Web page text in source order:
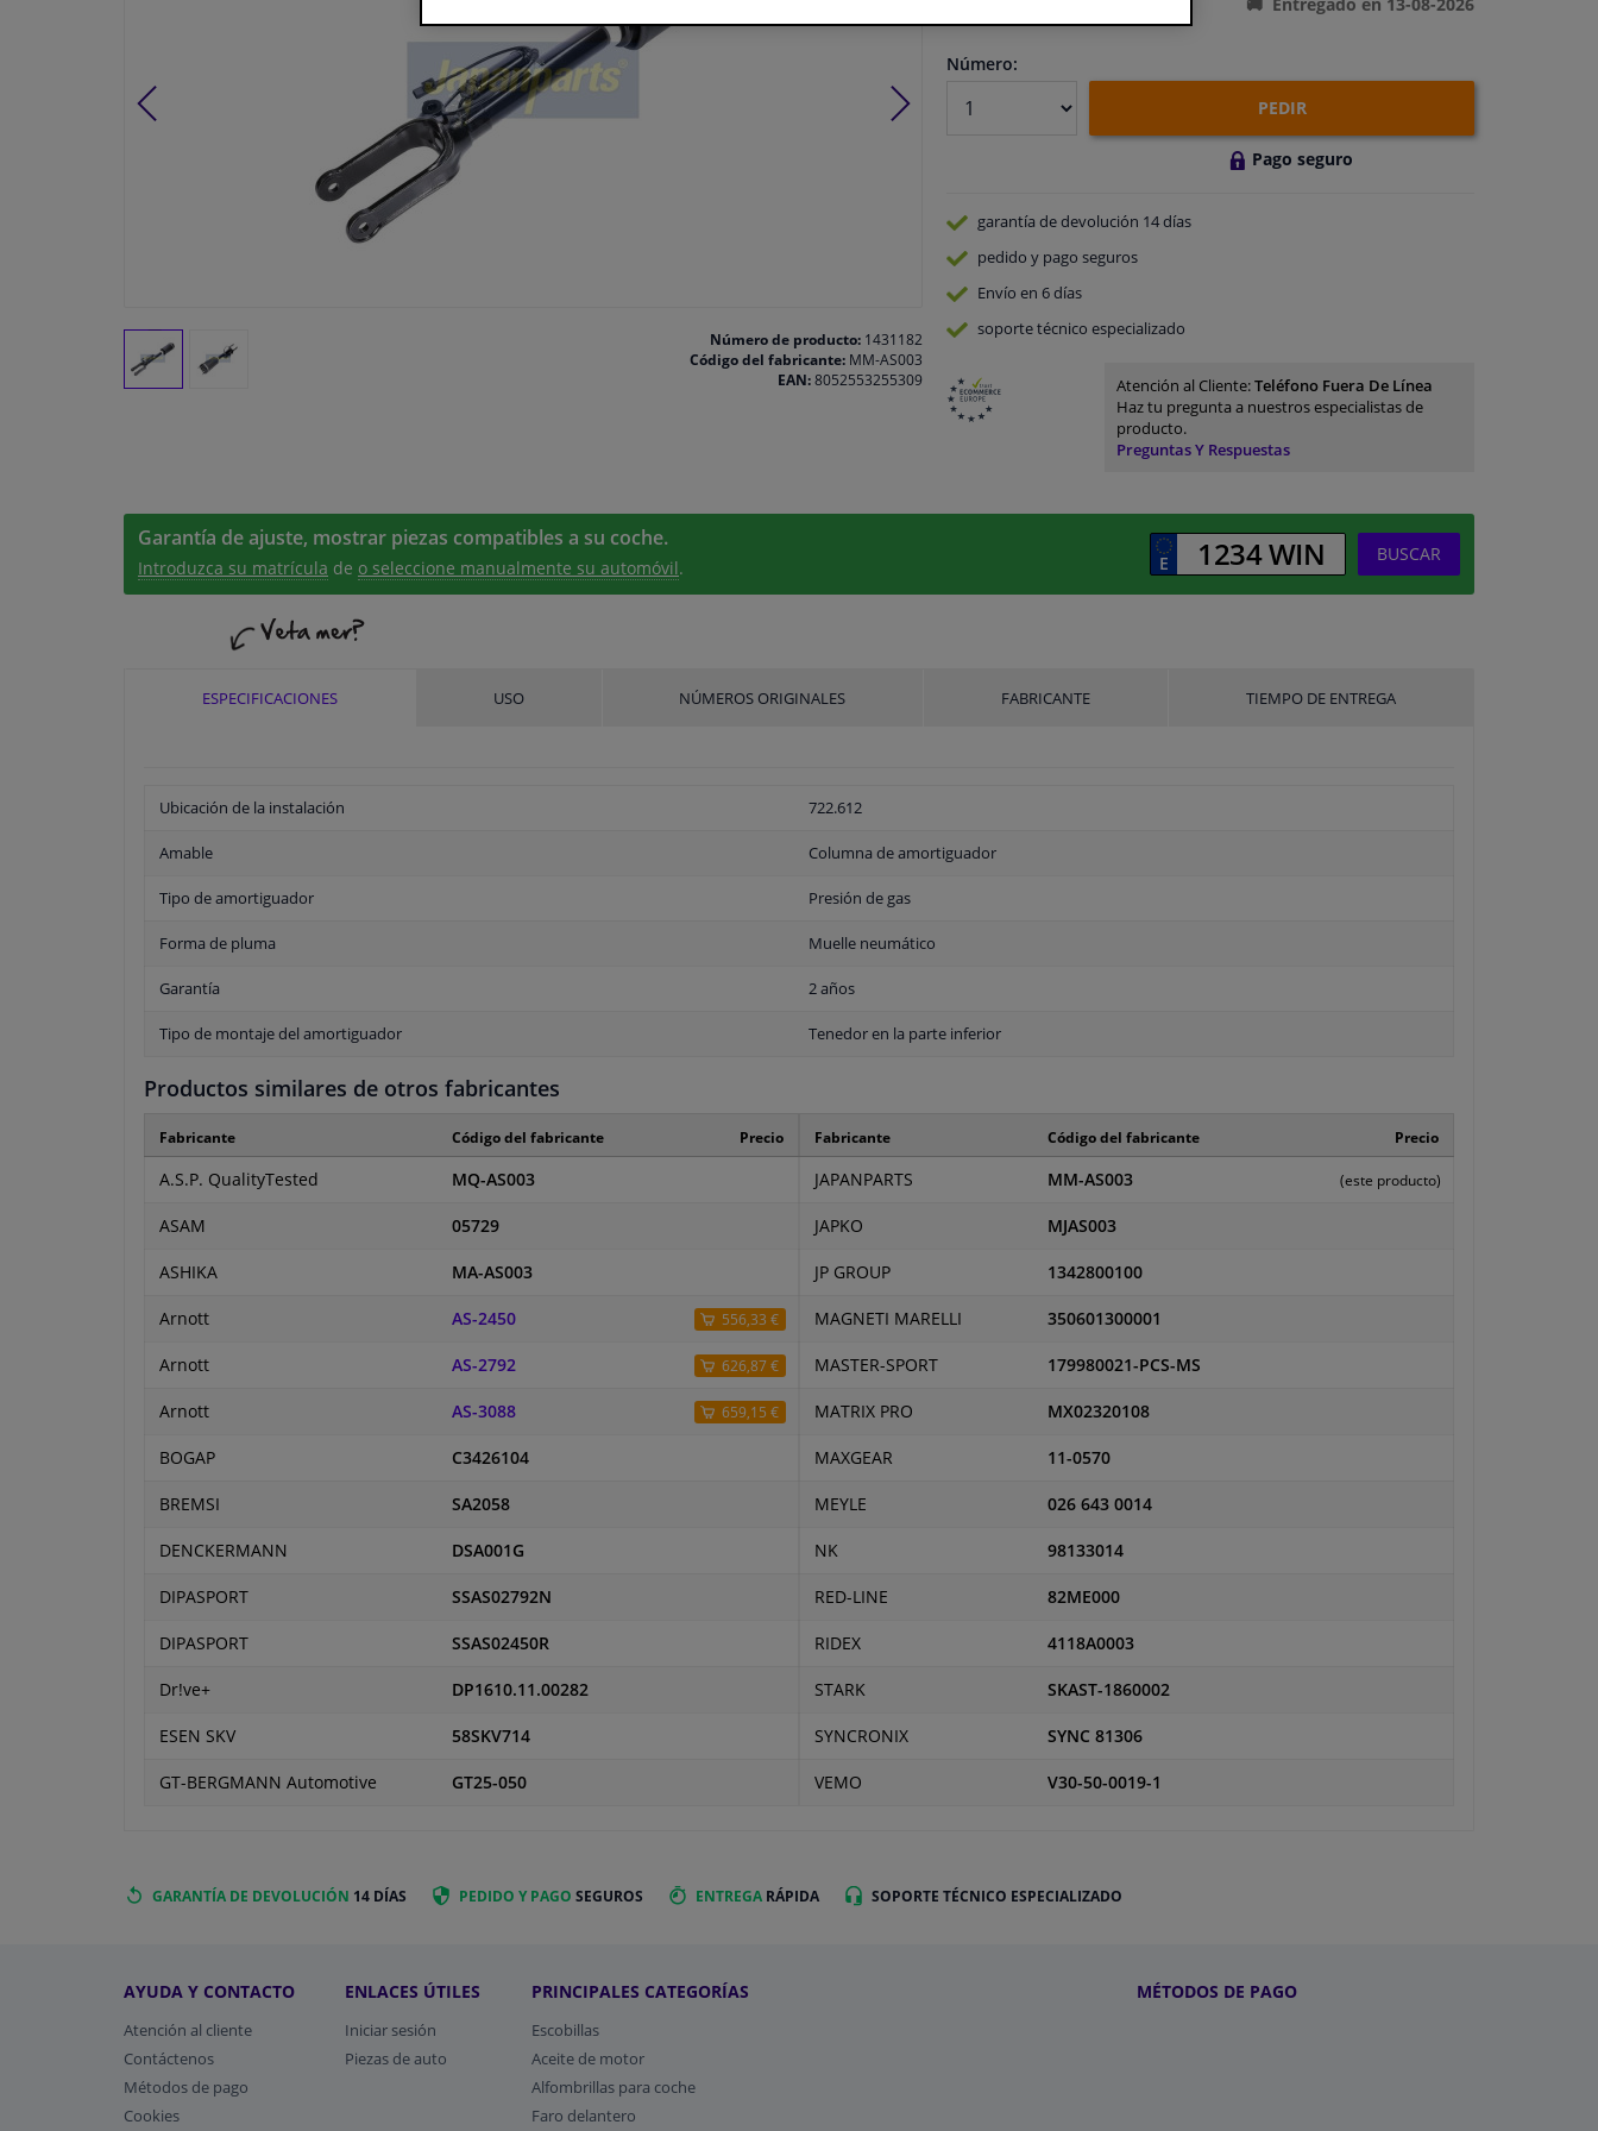
Número de producto:1431182
Código del fabricante:MM-AS003
EAN:8052553255309
Número:
PEDIR
Pago seguro
garantía de devolución 14 días
pedido y pago seguros
Envío en 6 días
soporte técnico especializado
Atención al Cliente:Teléfono Fuera De Línea
Haz tu pregunta a nuestros especialistas de
producto.
Preguntas Y Respuestas
Garantía de ajuste, mostrar piezas compatibles a su coche.
Introduzca su matrícula de o seleccione manualmente su automóvil.
BUSCAR
ESPECIFICACIONES USO NÚMEROS ORIGINALES FABRICANTE TIEMPO DE ENTREGA
Ubicación de la instalación 722.612
Amable Columna de amortiguador
Tipo de amortiguador Presión de gas
Forma de pluma Muelle neumático
Garantía 2 años
Tipo de montaje del amortiguador Tenedor en la parte inferior
Productos similares de otros fabricantes
Fabricante Código del fabricante Precio
A.S.P. QualityTested MQ-AS003
ASAM 05729
ASHIKA MA-AS003
Arnott AS-2450 556,33 €
Arnott AS-2792 626,87 €
Arnott AS-3088 659,15 €
BOGAP C3426104
BREMSI SA2058
DENCKERMANN DSA001G
DIPASPORT SSAS02792N
DIPASPORT SSAS02450R
Dr!ve+ DP1610.11.00282
ESEN SKV 58SKV714
GT-BERGMANN Automotive GT25-050
Fabricante Código del fabricante Precio
JAPANPARTS MM-AS003 (este producto)
JAPKO MJAS003
JP GROUP 1342800100
MAGNETI MARELLI 350601300001
MASTER-SPORT 179980021-PCS-MS
MATRIX PRO MX02320108
MAXGEAR 11-0570
MEYLE 026 643 0014
NK 98133014
RED-LINE 82ME000
RIDEX 4118A0003
STARK SKAST-1860002
SYNCRONIX SYNC 81306
VEMO V30-50-0019-1
GARANTÍA DE DEVOLUCIÓN 14 DÍAS PEDIDO Y PAGO SEGUROS ENTREGA RÁPIDA SOPORTE TÉCNICO ESPECIALIZADO
AYUDA Y CONTACTO
Atención al cliente
Contáctenos
Métodos de pago
​Cookies
ENLACES ÚTILES
Iniciar sesión
Piezas de auto
PRINCIPALES CATEGORÍAS
Escobillas
Aceite de motor
Alfombrillas para coche
Faro delantero
MÉTODOS DE PAGO